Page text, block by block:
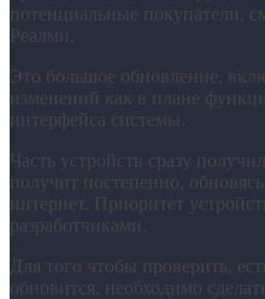
потенциальные покупатели,
Реалми.
Это большое обновление,
изменений как в плане
интерфейса системы.
Часть устройств сразу
получит постепенно, обновясь
интернет. Приоритет
разработчиками.
Для того чтобы проверить,
обновится, необходимо